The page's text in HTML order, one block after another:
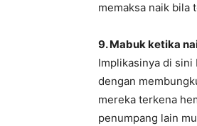
memaksa naik bila
9. Mabuk ketika
Implikasinya di sini
dengan
mereka terkena
penumpang lain